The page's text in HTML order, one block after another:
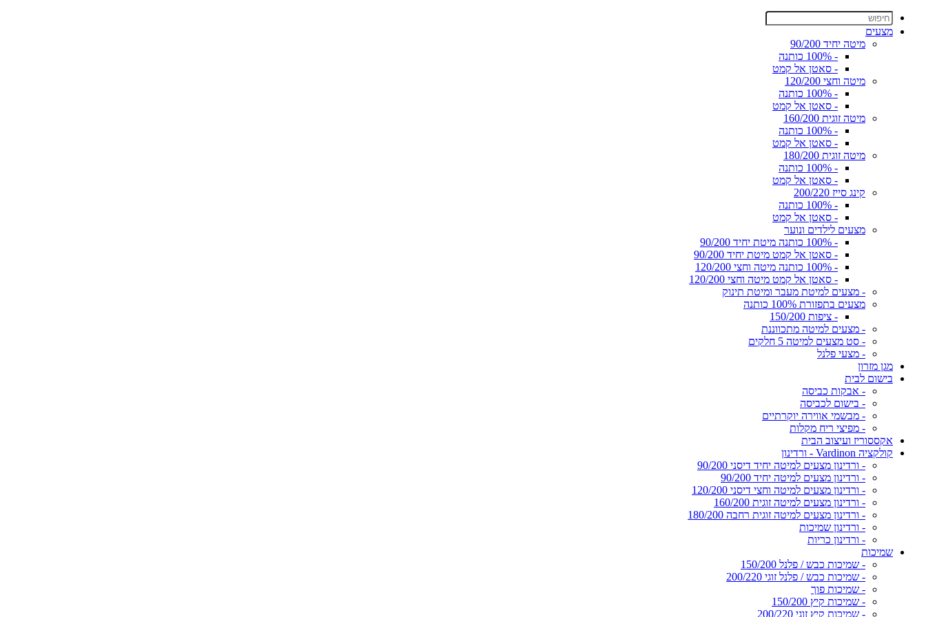
מצעים
מיטה יחיד 90/200
- 100% כותנה
- סאטן אל קמט
מיטה וחצי 120/200
- 100% כותנה
- סאטן אל קמט
מיטה זוגית 160/200
- 100% כותנה
- סאטן אל קמט
מיטה זוגית 180/200
- 100% כותנה
- סאטן אל קמט
קינג סייז 200/220
- 100% כותנה
- סאטן אל קמט
מצעים לילדים ונוער
- 100% כותנה מיטת יחיד 90/200
- סאטן אל קמט מיטת יחיד 90/200
- 100% כותנה מיטה וחצי 120/200
- סאטן אל קמט מיטה וחצי 120/200
- מצעים למיטת מעבר ומיטת תינוק
מצעים בתפזורת 100% כותנה
- ציפות 150/200
- מצעים למיטה מתכווננת
- סט מצעים למיטה 5 חלקים
- מצעי פלנל
מגן מזרון
בישום לבית
- אבקות כביסה
- בישום לכביסה
- מבשמי אווירה יוקרתיים
- מפיצי ריח מקלות
אקססוריז ועיצוב הבית
קולקציה Vardinon - ורדינון
- ורדינון מצעים למיטה יחיד דיסני 90/200
- ורדינון מצעים למיטה יחיד 90/200
- ורדינון מצעים למיטה וחצי דיסני 120/200
- ורדינון מצעים למיטה זוגית 160/200
- ורדינון מצעים למיטה זוגית רחבה 180/200
- ורדינון שמיכות
- ורדינון כריות
שמיכות
- שמיכות כבש / פלנל 150/200
- שמיכות כבש / פלנל זוגי 200/220
- שמיכות פוך
- שמיכות קיץ 150/200
- שמיכות קיץ זוגי 200/220